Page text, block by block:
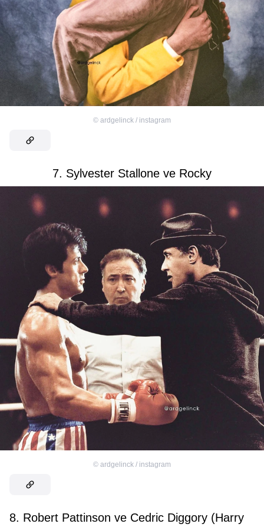
© ardgelinck / instagram
7. Sylvester Stallone ve Rocky
© ardgelinck / instagram
8. Robert Pattinson ve Cedric Diggory (Harry